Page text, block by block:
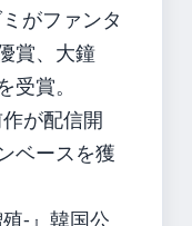
がファンタ
賞、大鐘
賞。
が配信開
ベースを獲
殖-』韓国公